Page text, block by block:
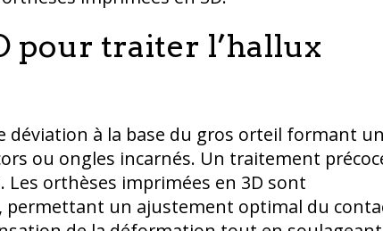
pour traiter l’hallux
déviation à la base du gros orteil formant
ou ongles incarnés. Un traitement
orthèses imprimées en 3D sont
permettant un ajustement optimal du